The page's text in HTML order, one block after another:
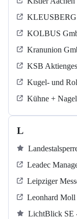
KOLBUS
Kranunion
KSB
Kugel‐ und
Kühne +
L
Leadec
Leipziger
Leonhard
LichtBlick SE